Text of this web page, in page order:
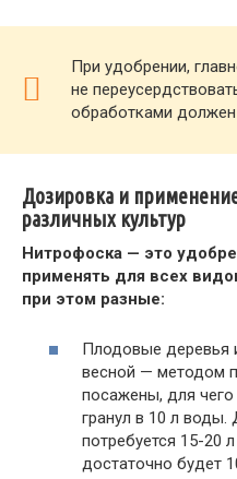
При удобрении,
не
обработками
Дозировка и
различных культур
Нитрофоска — это
применять для всех
при этом разные:
Плодовые деревья
весной — методом
посажены, для чего
гранул в 10 л
потребуется 15-20
достаточно будет